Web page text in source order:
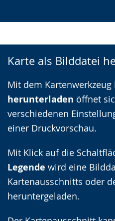
Karte als Bilddatei
Mit dem Kartenwerkzeug
herunterladen öffnet
verschiedenen
einer Druckvorschau.
Mit Klick auf die
Legende wird eine
Kartenausschnitts oder
heruntergeladen.